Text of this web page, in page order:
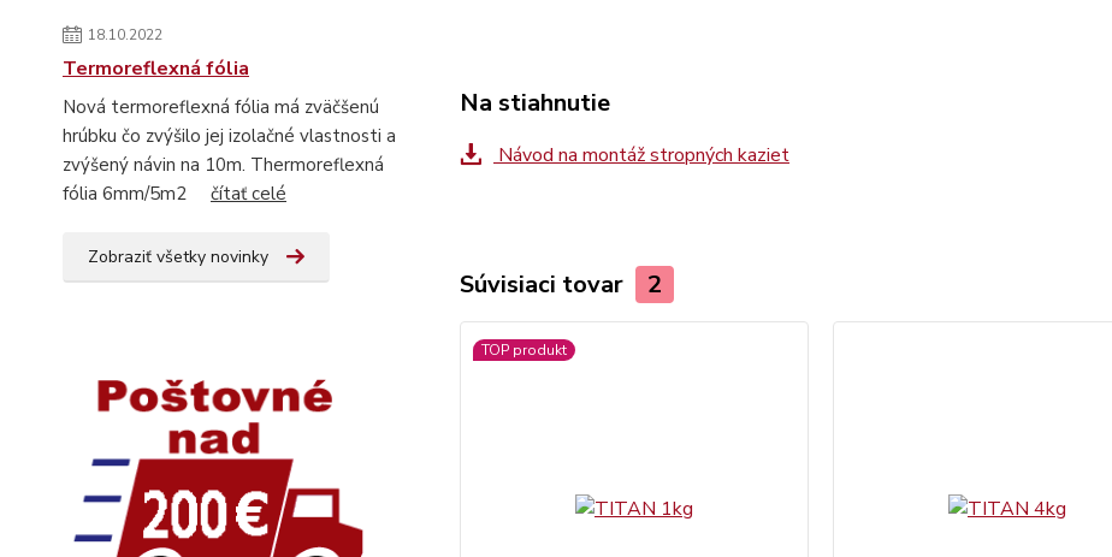
18.10.2022
Termoreflexná fólia
Nová termoreflexná fólia má zväčšenú
hrúbku čo zvýšilo jej izolačné vlastnosti a
zvýšený návin na 10m. Thermoreflexná
fólia 6mm/5m2 čítať celé
Zobraziť všetky novinky
Na stiahnutie
Návod na montáž stropných kaziet
Súvisiaci tovar 2
TOP produkt